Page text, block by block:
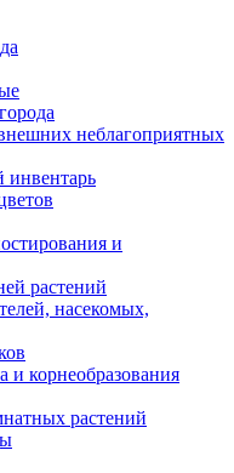
неблагоприятных
инвентарь
и
растений
насекомых,
и корнеобразования
растений